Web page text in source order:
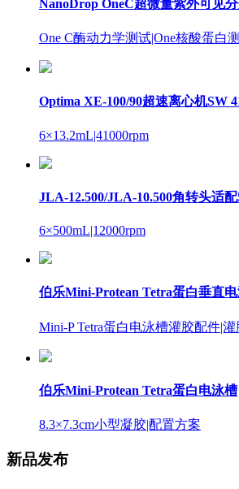
NanoDrop OneC超微量紫外可见
One C酶动力学测试|One核酸蛋白
Optima XE-100/90超速离心机SW
6×13.2mL|41000rpm
JLA-12.500/JLA-10.500角转头适
6×500mL|12000rpm
伯乐Mini-Protean Tetra蛋白垂直
Mini-P Tetra蛋白电泳槽灌胶配件|
伯乐Mini-Protean Tetra蛋白电泳槽
8.3×7.3cm小型凝胶|配置方案
新品发布